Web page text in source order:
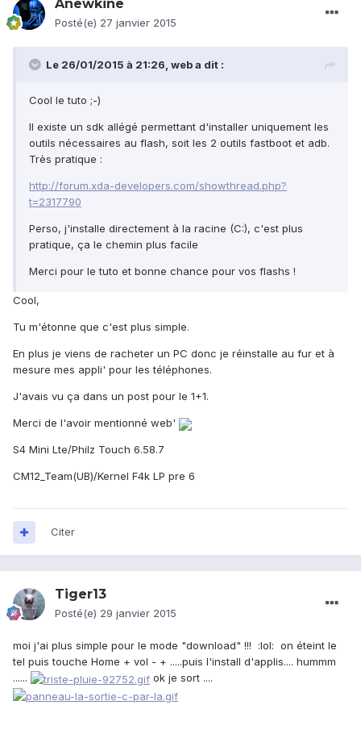
Anewkine
Posté(e) 27 janvier 2015
Le 26/01/2015 à 21:26, web a dit :
Cool le tuto ;-)
Il existe un sdk allégé permettant d'installer uniquement les
outils nécessaires au flash, soit les 2 outils fastboot et adb.
Très pratique :
http://forum.xda-developers.com/showthread.php?
t=2317790
Perso, j'installe directement à la racine (C:), c'est plus
pratique, ça le chemin plus facile
Merci pour le tuto et bonne chance pour vos flashs !
Cool,
Tu m'étonne que c'est plus simple.
En plus je viens de racheter un PC donc je réinstalle au fur et à
mesure mes appli' pour les téléphones.
J'avais vu ça dans un post pour le 1+1.
Merci de l'avoir mentionné web'
S4 Mini Lte/Philz Touch 6.58.7
CM12_Team(UB)/Kernel F4k LP pre 6
Citer
Tiger13
Posté(e) 29 janvier 2015
moi j'ai plus simple pour le mode "download" !!! :lol: on éteint le
tel puis touche Home + vol - + .....puis l'install d'applis.... hummm
......
ok je sort ....